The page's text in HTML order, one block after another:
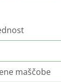
maščobe